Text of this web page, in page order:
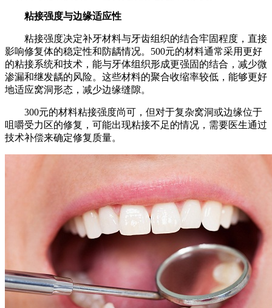
粘接强度与边缘适应性
粘接强度决定补牙材料与牙齿组织的结合牢固程度，直接
影响修复体的稳定性和防龋情况。500元的材料通常采用更好
的粘接系统和技术，能与牙体组织形成更强固的结合，减少微
渗漏和继发龋的风险。这些材料的聚合收缩率较低，能够更好
地适应窝洞形态，减少边缘缝隙。
300元的材料粘接强度尚可，但对于复杂窝洞或边缘位于
咀嚼受力区的修复，可能出现粘接不足的情况，需要医生通过
技术补偿来确定修复质量。